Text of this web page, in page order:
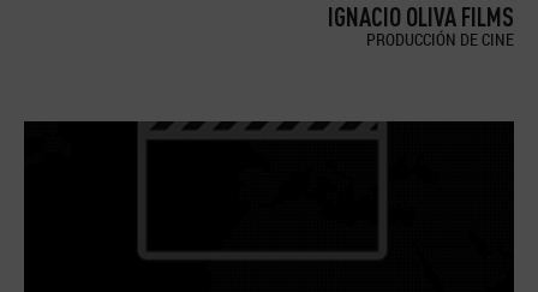
IGNACIO OLIVA FILMS
PRODUCCIÓN DE CINE